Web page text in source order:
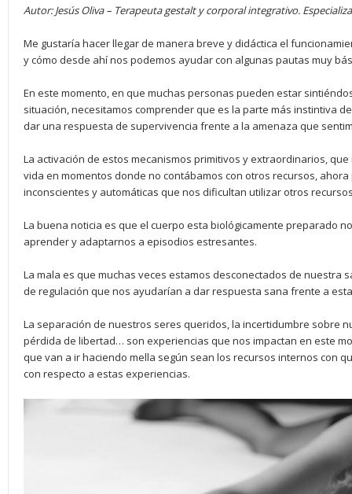
Autor: Jesús Oliva – Terapeuta gestalt y corporal integrativo.
Me gustaría hacer llegar de manera breve y didáctica el
y cómo desde ahí nos podemos ayudar con algunas pautas muy
En este momento, en que muchas personas pueden estar
situación, necesitamos comprender que es la parte más instintiva
dar una respuesta de supervivencia frente a la amenaza que
La activación de estos mecanismos primitivos y extraordinarios,
vida en momentos donde no contábamos con otros recursos,
inconscientes y automáticas que nos dificultan utilizar otros
La buena noticia es que el cuerpo esta biológicamente preparado
aprender y adaptarnos a episodios estresantes.
La mala es que muchas veces estamos desconectados de nuestra
de regulación que nos ayudarían a dar respuesta sana frente a
La separación de nuestros seres queridos, la incertidumbre sobre
pérdida de libertad… son experiencias que nos impactan en este
que van a ir haciendo mella según sean los recursos internos con
con respecto a estas experiencias.